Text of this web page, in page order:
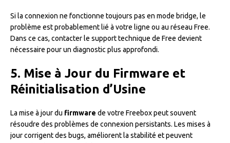
Si la connexion ne fonctionne toujours pas en mode bridge, le
problème est probablement lié à votre ligne ou au réseau Free.
Dans ce cas, contacter le support technique de Free devient
nécessaire pour un diagnostic plus approfondi.
5. Mise à Jour du Firmware et
Réinitialisation d’Usine
La mise à jour du firmware de votre Freebox peut souvent
résoudre des problèmes de connexion persistants. Les mises à
jour corrigent des bugs, améliorent la stabilité et peuvent